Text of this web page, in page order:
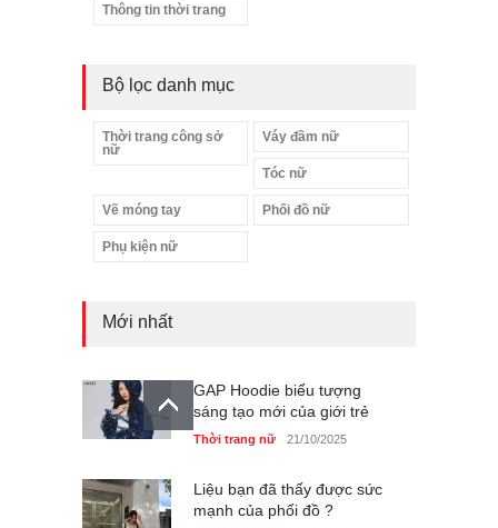
Thông tin thời trang
Bộ lọc danh mục
Thời trang công sở
nữ
Váy đầm nữ
Tóc nữ
Vẽ móng tay Phối đồ nữ
Phụ kiện nữ
Mới nhất
GAP Hoodie biểu tượng
sáng tạo mới của giới trẻ
Thời trang nữ 21/10/2025
Liệu bạn đã thấy được sức
mạnh của phối đồ ?